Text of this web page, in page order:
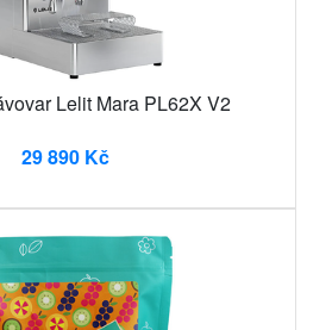
Lelit Mara PL62X V2
29 890 Kč